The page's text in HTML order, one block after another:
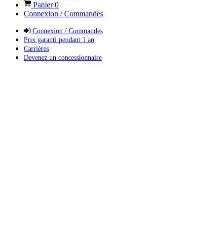
Panier0
Connexion / Commandes
Connexion / Commandes
Prix garanti pendant 1 an
Carrières
Devenez un concessionnaire